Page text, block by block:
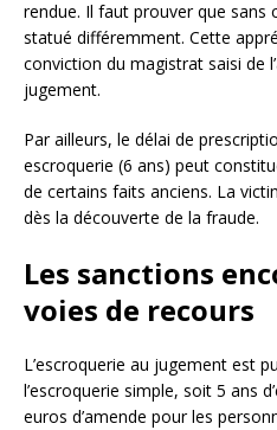
rendue. Il faut prouver que
statué différemment. Cette
conviction du magistrat saisi de
jugement.
Par ailleurs, le délai de
escroquerie (6 ans) peut
de certains faits anciens. La
dès la découverte de la fraude.
Les sanctions
voies de recours
L’escroquerie au jugement est
l’escroquerie simple, soit 5 ans
euros d’amende pour les